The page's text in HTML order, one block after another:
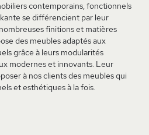
contemporains, fonctionnels
se différencient par leur
finitions et matières
des meubles adaptés aux
grâce à leurs modularités
modernes et innovants. Leur
à nos clients des meubles qui
et esthétiques à la fois.